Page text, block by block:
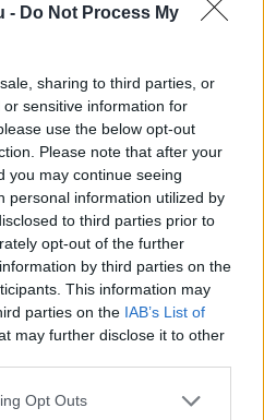
- Do Not Process My
sharing to third parties, or
sensitive information for
use the below opt-out
Please note that after your
you may continue seeing
personal information utilized by
to third parties prior to
opt-out of the further
by third parties on the
This information may
parties on the IAB’s List of
may further disclose it to other
app uses one or more Google
Opt Outs